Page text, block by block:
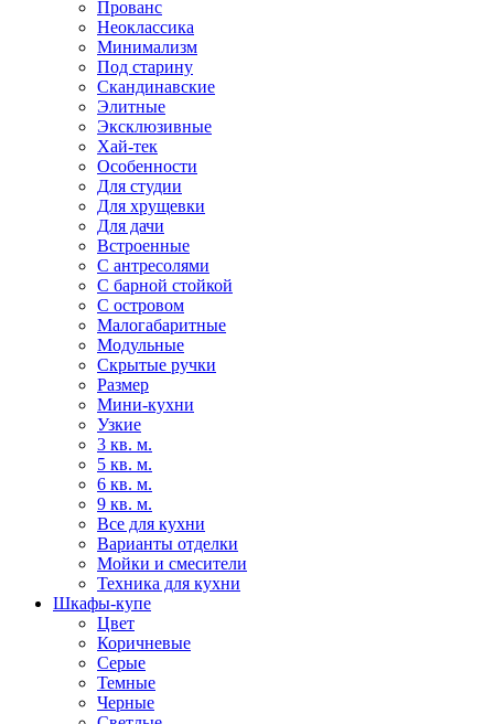
Прованс
Неоклассика
Минимализм
Под старину
Скандинавские
Элитные
Эксклюзивные
Хай-тек
Особенности
Для студии
Для хрущевки
Для дачи
Встроенные
С антресолями
С барной стойкой
С островом
Малогабаритные
Модульные
Скрытые ручки
Размер
Мини-кухни
Узкие
3 кв. м.
5 кв. м.
6 кв. м.
9 кв. м.
Все для кухни
Варианты отделки
Мойки и смесители
Техника для кухни
Шкафы-купе
Цвет
Коричневые
Серые
Темные
Черные